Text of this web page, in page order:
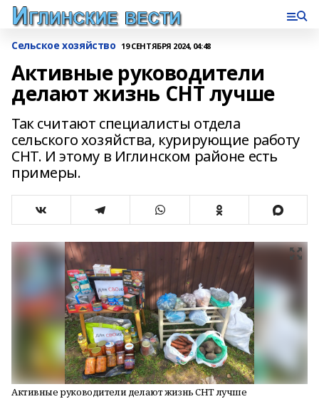
Сельское хозяйство 19 СЕНТЯБРЯ 2024, 04:48
Активные руководители
делают жизнь СНТ лучше
Так считают специалисты отдела
сельского хозяйства, курирующие работу
СНТ. И этому в Иглинском районе есть
примеры.
Активные руководители делают жизнь СНТ лучше